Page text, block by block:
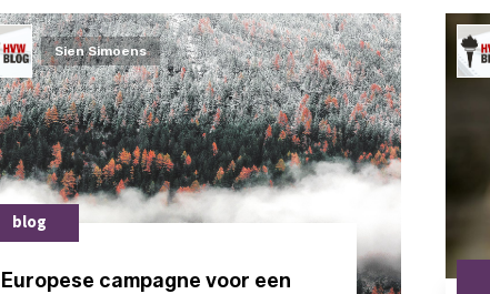
blog
Europese campagne voor een
Sien Simoens